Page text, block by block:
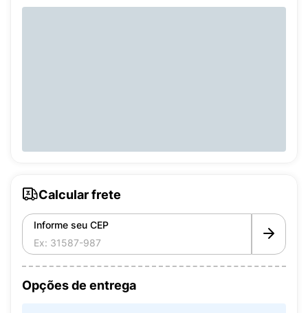
Calcular frete
Informe seu CEP
Opções de entrega